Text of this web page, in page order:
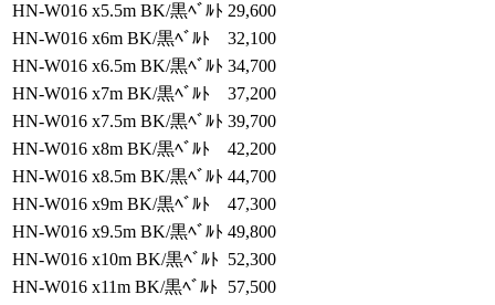
HN-W016 x5.5m BK/黒ﾍﾞﾙﾄ 29,600
HN-W016 x6m BK/黒ﾍﾞﾙﾄ
32,100
HN-W016 x6.5m BK/黒ﾍﾞﾙﾄ 34,700
HN-W016 x7m BK/黒ﾍﾞﾙﾄ
37,200
HN-W016 x7.5m BK/黒ﾍﾞﾙﾄ 39,700
HN-W016 x8m BK/黒ﾍﾞﾙﾄ
42,200
HN-W016 x8.5m BK/黒ﾍﾞﾙﾄ 44,700
HN-W016 x9m BK/黒ﾍﾞﾙﾄ
47,300
HN-W016 x9.5m BK/黒ﾍﾞﾙﾄ 49,800
HN-W016 x10m BK/黒ﾍﾞﾙﾄ 52,300
HN-W016 x11m BK/黒ﾍﾞﾙﾄ
57,500